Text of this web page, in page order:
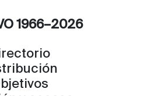
1966–2026